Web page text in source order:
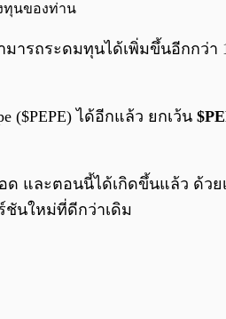
ทุนของท่าน
รถระดมทุนได้เพิ่มขึ้นอีกกว่า
ได้อีกแล้ว ยกเว้น
และตอนนี้ได้เกิดขึ้นแล้ว ด้วย
ชันใหม่ที่ดีกว่าเดิม